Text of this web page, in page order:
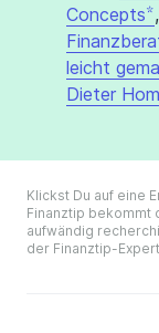
Concepts ,
leicht
Dieter
Klickst Du auf eine
Finanztip bekommt
aufwändig
der Finanztip-